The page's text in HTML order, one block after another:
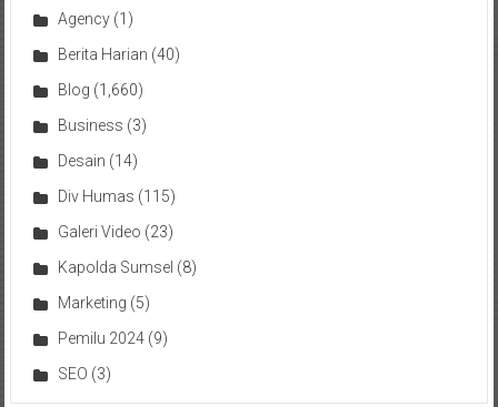
Agency(1)
Berita Harian (40)
Blog (1,660)
Business (3)
Desain (14)
Div Humas (115)
Galeri Video (23)
Kapolda Sumsel (8)
Marketing (5)
Pemilu 2024(9)
SEO (3)